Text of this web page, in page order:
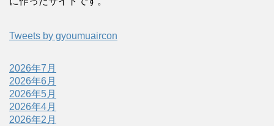
Tweets by gyoumuaircon
2026年7月
2026年6月
2026年5月
2026年4月
2026年2月